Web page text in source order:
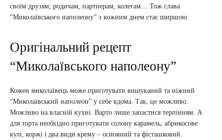
своїм друзям, родичам, партнерам, колегам… Тож слава
“Миколаївського наполеону” з кожним днем стає ширшою.
Оригінальний рецепт
“Миколаївського наполеону”
Кожен миколаївець може приготувати вишуканий та ніжний
“Миколаївський наполеон” у себе вдома. Так, це можливо.
Можливо на власній кухні. Варто лише запастися терпінням. А
для торта необхідно приготувати солону карамель, абрикосове
кулі, коржі і два види крему – основний та фісташковий.